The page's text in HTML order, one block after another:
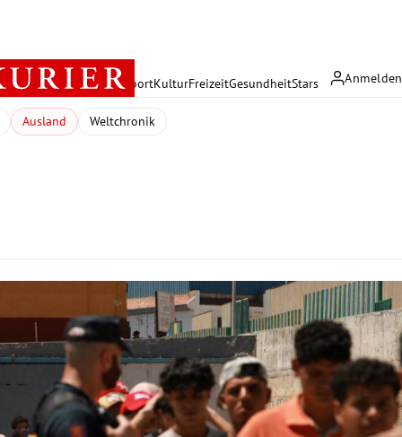
Anmelden
PolitikWirtschaft SportKulturFreizeitGesundheitStars
Ausland Weltchronik